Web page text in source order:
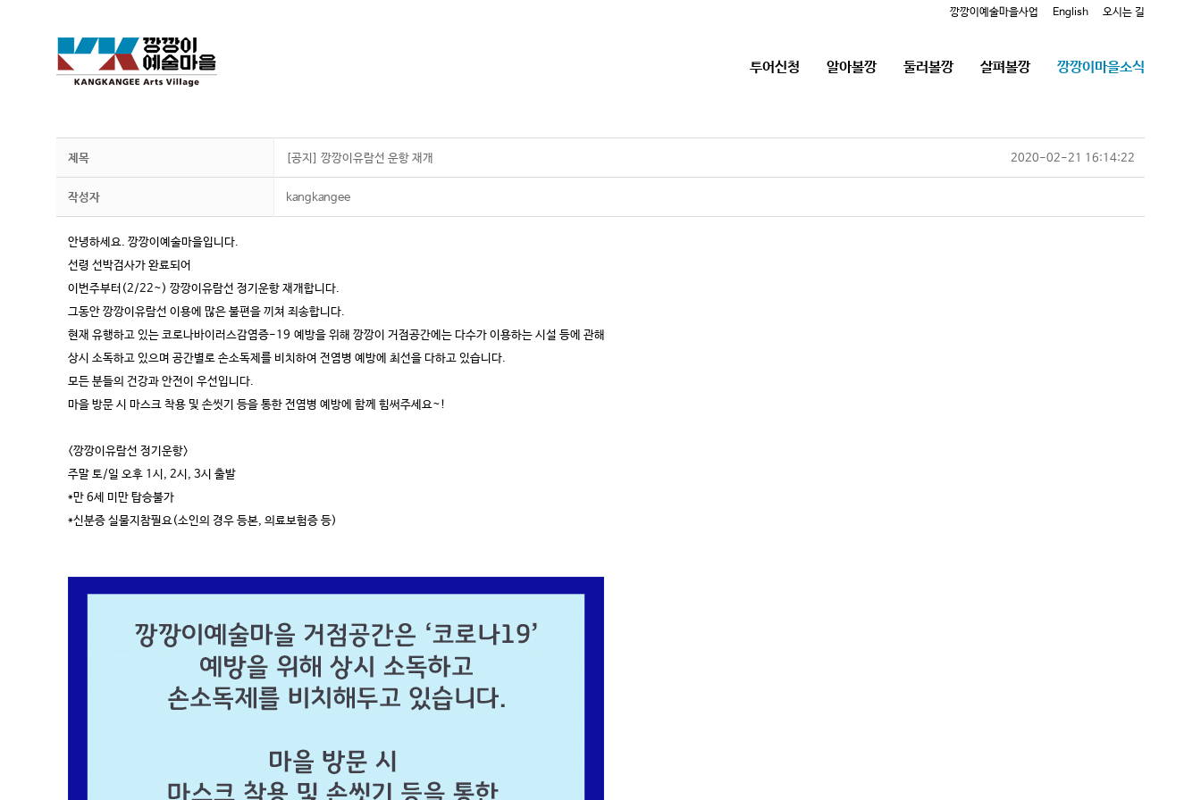
깡깡이예술마을사업 English 오시는 길
투어신청 알아볼깡 둘러볼깡 살펴볼깡 깡깡이마을소식
제목 [공지] 깡깡이유람선 운항 재개 2020-02-21 16:14:22
작성자 kangkangee
안녕하세요. 깡깡이예술마을입니다.
선령 선박검사가 완료되어
이번주부터(2/22~) 깡깡이유람선 정기운항 재개합니다.
그동안 깡깡이유람선 이용에 많은 불편을 끼쳐 죄송합니다.
현재 유행하고 있는 코로나바이러스감염증-19 예방을 위해 깡깡이 거점공간에는 다수가 이용하는 시설 등에 관해
상시 소독하고 있으며 공간별로 손소독제를 비치하여 전염병 예방에 최선을 다하고 있습니다.
모든 분들의 건강과 안전이 우선입니다.
마을 방문 시 마스크 착용 및 손씻기 등을 통한 전염병 예방에 함께 힘써주세요~!
<깡깡이유람선 정기운항>
주말 토/일 오후 1시, 2시, 3시 출발
*만 6세 미만 탑승불가
*신분증 실물지참필요(소인의 경우 등본, 의료보험증 등)